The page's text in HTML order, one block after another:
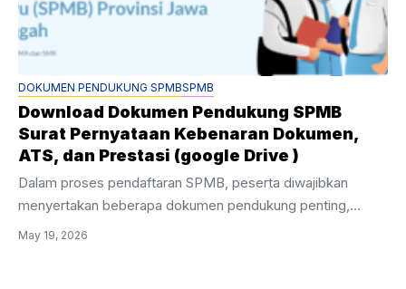
DOKUMEN PENDUKUNG SPMBSPMB
Download Dokumen Pendukung SPMB
Surat Pernyataan Kebenaran Dokumen,
ATS, dan Prestasi (google Drive )
Dalam proses pendaftaran SPMB, peserta diwajibkan
menyertakan beberapa dokumen pendukung penting,
terutama surat pernyataan kebenaran data. Untuk
May 19, 2026